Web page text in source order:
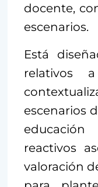
docente,
escenarios.
Está
relativos
escenarios
reactivos
valoración